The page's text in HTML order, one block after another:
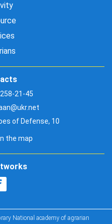
21-45
of Defense, 10
the map
National academy of agrarian